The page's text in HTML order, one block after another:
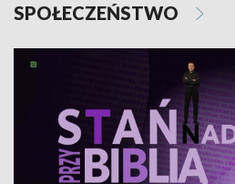
SPOŁECZEŃSTWO